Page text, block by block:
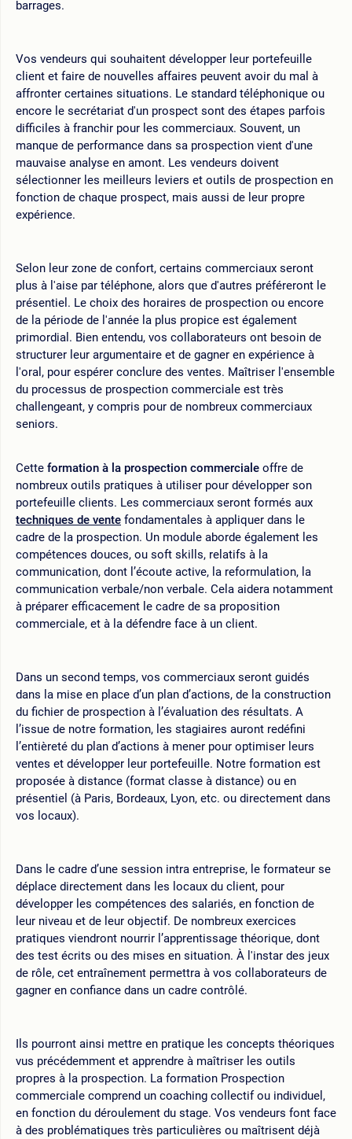
barrages.
Vos vendeurs qui souhaitent développer leur portefeuille
client et faire de nouvelles affaires peuvent avoir du mal à
affronter certaines situations. Le standard téléphonique ou
encore le secrétariat d'un prospect sont des étapes parfois
difficiles à franchir pour les commerciaux. Souvent, un
manque de performance dans sa prospection vient d'une
mauvaise analyse en amont. Les vendeurs doivent
sélectionner les meilleurs leviers et outils de prospection en
fonction de chaque prospect, mais aussi de leur propre
expérience.
Selon leur zone de confort, certains commerciaux seront
plus à l'aise par téléphone, alors que d'autres préféreront le
présentiel. Le choix des horaires de prospection ou encore
de la période de l'année la plus propice est également
primordial. Bien entendu, vos collaborateurs ont besoin de
structurer leur argumentaire et de gagner en expérience à
l'oral, pour espérer conclure des ventes. Maîtriser l'ensemble
du processus de prospection commerciale est très
challengeant, y compris pour de nombreux commerciaux
seniors.
Cette formation à la prospection commerciale offre de
nombreux outils pratiques à utiliser pour développer son
portefeuille clients. Les commerciaux seront formés aux
techniques de vente fondamentales à appliquer dans le
cadre de la prospection. Un module aborde également les
compétences douces, ou soft skills, relatifs à la
communication, dont l’écoute active, la reformulation, la
communication verbale/non verbale. Cela aidera notamment
à préparer efficacement le cadre de sa proposition
commerciale, et à la défendre face à un client.
Dans un second temps, vos commerciaux seront guidés
dans la mise en place d’un plan d’actions, de la construction
du fichier de prospection à l’évaluation des résultats. A
l’issue de notre formation, les stagiaires auront redéfini
l’entièreté du plan d’actions à mener pour optimiser leurs
ventes et développer leur portefeuille. Notre formation est
proposée à distance (format classe à distance) ou en
présentiel (à Paris, Bordeaux, Lyon, etc. ou directement dans
vos locaux).
Dans le cadre d’une session intra entreprise, le formateur se
déplace directement dans les locaux du client, pour
développer les compétences des salariés, en fonction de
leur niveau et de leur objectif. De nombreux exercices
pratiques viendront nourrir l’apprentissage théorique, dont
des test écrits ou des mises en situation. À l'instar des jeux
de rôle, cet entraînement permettra à vos collaborateurs de
gagner en confiance dans un cadre contrôlé.
Ils pourront ainsi mettre en pratique les concepts théoriques
vus précédemment et apprendre à maîtriser les outils
propres à la prospection. La formation Prospection
commerciale comprend un coaching collectif ou individuel,
en fonction du déroulement du stage. Vos vendeurs font face
à des problématiques très particulières ou maîtrisent déjà